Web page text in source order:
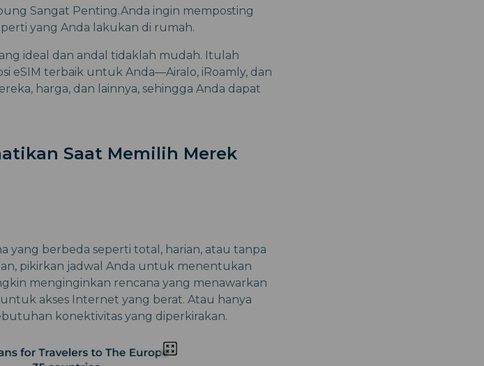
Sangat Penting.Anda ingin memposting
yang Anda lakukan di rumah.
ideal dan andal tidaklah mudah. Itulah
eSIM terbaik untuk Anda—Airalo, iRoamly, dan
harga, dan lainnya, sehingga Anda dapat
Saat Memilih Merek
yang berbeda seperti total, harian, atau tanpa
pikirkan jadwal Anda untuk menentukan
menginginkan rencana yang menawarkan
akses Internet yang berat. Atau hanya
konektivitas yang diperkirakan.